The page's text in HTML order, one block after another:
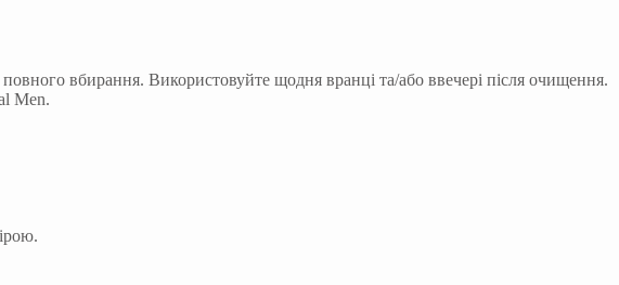
вбирання. Використовуйте щодня вранці та/або ввечері після очищення.
Men.